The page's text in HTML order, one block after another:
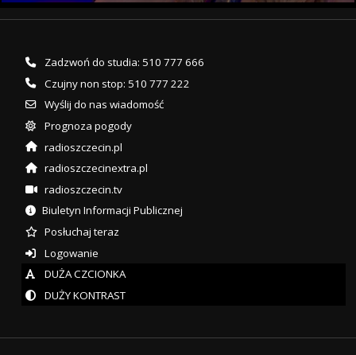
Zadzwoń do studia: 510 777 666
Czujny non stop: 510 777 222
Wyślij do nas wiadomość
Prognoza pogody
radioszczecin.pl
radioszczecinextra.pl
radioszczecin.tv
Biuletyn Informacji Publicznej
Posłuchaj teraz
Logowanie
DUŻA CZCIONKA
DUŻY KONTRAST